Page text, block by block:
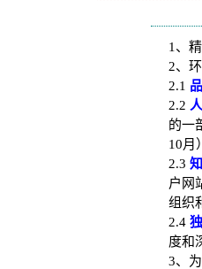
1、
2、
2.1
2.2
的一
10月
2.3
户网
组织
2.4
度和
3、